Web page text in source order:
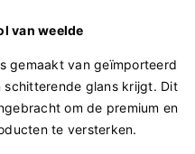
van weelde
gemaakt van geïmporteerd
schitterende glans krijgt. Dit
om de premium en
te versterken.